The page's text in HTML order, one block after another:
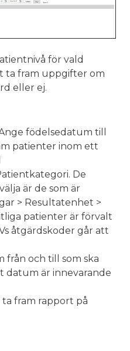
för vald
ta fram uppgifter om
eller ej.
födelsedatum till
patienter inom ett
De
är de som är
> Resultatenhet >
patienter är förvalt
åtgärdskoder går att
från och till som ska
datum är innevarande
fram rapport på